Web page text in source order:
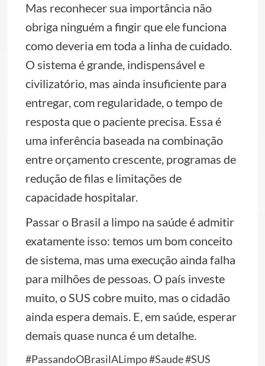
Mas reconhecer sua importância não
obriga ninguém a fingir que ele funciona
como deveria em toda a linha de cuidado.
O sistema é grande, indispensável e
civilizatório, mas ainda insuficiente para
entregar, com regularidade, o tempo de
resposta que o paciente precisa. Essa é
uma inferência baseada na combinação
entre orçamento crescente, programas de
redução de filas e limitações de
capacidade hospitalar.
Passar o Brasil a limpo na saúde é admitir
exatamente isso: temos um bom conceito
de sistema, mas uma execução ainda falha
para milhões de pessoas. O país investe
muito, o SUS cobre muito, mas o cidadão
ainda espera demais. E, em saúde, esperar
demais quase nunca é um detalhe.
#PassandoOBrasilALimpo #Saude #SUS